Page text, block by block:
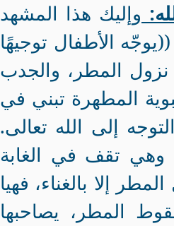
وإليك هذا المشهد
الأطفال توجيهًا
المطر، والجدب
المطهرة تبني في
إلى الله تعالى.
وهي تقف في الغابة
إلا بالغناء، فهيا
المطر، يصاحبها